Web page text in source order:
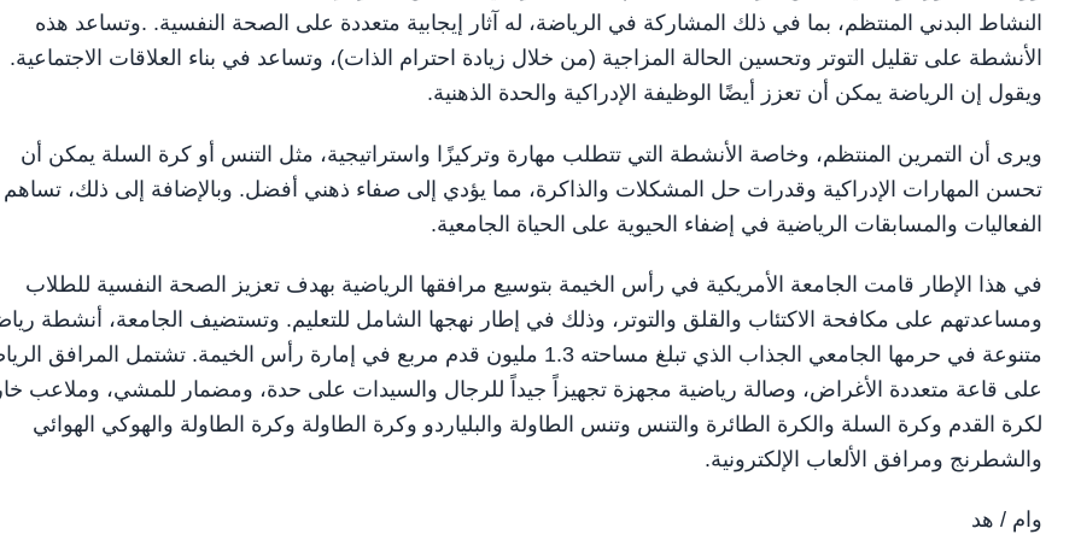
النشاط البدني المنتظم، بما في ذلك المشاركة في الرياضة، له آثار إيجابية متعددة على الصحة النفسية. .وتساعد هذه
الأنشطة على تقليل التوتر وتحسين الحالة المزاجية (من خلال زيادة احترام الذات)، وتساعد في بناء العلاقات الاجتماعية.
ويقول إن الرياضة يمكن أن تعزز أيضًا الوظيفة الإدراكية والحدة الذهنية.
ويرى أن التمرين المنتظم، وخاصة الأنشطة التي تتطلب مهارة وتركيزًا واستراتيجية، مثل التنس أو كرة السلة يمكن أن
تحسن المهارات الإدراكية وقدرات حل المشكلات والذاكرة، مما يؤدي إلى صفاء ذهني أفضل. وبالإضافة إلى ذلك، تساهم
الفعاليات والمسابقات الرياضية في إضفاء الحيوية على الحياة الجامعية.
في هذا الإطار قامت الجامعة الأمريكية في رأس الخيمة بتوسيع مرافقها الرياضية بهدف تعزيز الصحة النفسية للطلاب
ومساعدتهم على مكافحة الاكتئاب والقلق والتوتر، وذلك في إطار نهجها الشامل للتعليم. وتستضيف الجامعة، أنشطة
متنوعة في حرمها الجامعي الجذاب الذي تبلغ مساحته 1.3 مليون قدم مربع في إمارة رأس الخيمة. تشتمل المرافق
على قاعة متعددة الأغراض، وصالة رياضية مجهزة تجهيزاً جيداً للرجال والسيدات على حدة، ومضمار للمشي، وملاعب
لكرة القدم وكرة السلة والكرة الطائرة والتنس وتنس الطاولة والبلياردو وكرة الطاولة وكرة الطاولة والهوكي الهوائي
والشطرنج ومرافق الألعاب الإلكترونية.
وام / هد